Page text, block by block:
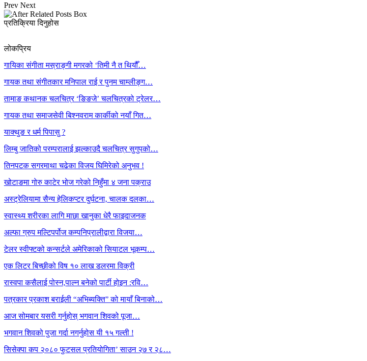
Prev Next
प्रतिक्रिया दिनुहोस
लोकप्रिय
गायिका संगीता मस्राङ्गी मगरको ‘तिमी नै त थियौँ…
गायक तथा संगीतकार मनिपाल राई र पुनम चाम्लीङ्ग…
तामाङ कथानक चलचित्र ‘ङिङजे’ चलचित्रको ट्रेलर…
गायक तथा समाजसेवी बिश्नवराम कार्कीको नयाँ गित…
याक्थुङ र धर्म पिपासु ?
लिम्बु जातिको परम्परालाई झल्काउदै चलचित्र सुगुपको…
तिनपटक सगरमाथा चढेका विजय घिमिरेको अनुभव !
खोटाङमा गोरु काटेर भोज गरेको निहुँमा ४ जना पक्राउ
अस्ट्रेलियामा सैन्य हेलिकप्टर दुर्घटना, चालक दलका…
स्वास्थ्य शरीरका लागि माछा खानुका धेरै फाइदाजनक
अल्फा ग्रुप मल्टिपर्पोज कम्पनिप्रालीद्वारा विजया…
टेलर स्वीफ्टको कन्सर्टले अमेरिकाको सियाटल भूकम्प…
एक लिटर बिच्छीको विष १० लाख डलरमा विक्री
रास्वपा कसैलाई पोस्न,पाल्न बनेको पार्टी होइन :रवि…
पत्रकार प्रकाश बराईली “अभिब्यक्ति” को मायाँ बिनाको…
आज सोमबार यसरी गर्नुहोस् भगवान शिवको पूजा…
भगवान शिवको पुजा गर्दा नगर्नुहोस यी १५ गल्ती !
सिसेक्पा कप २०८० फुटसल प्रतियोगिता’ साउन २७ र २८…